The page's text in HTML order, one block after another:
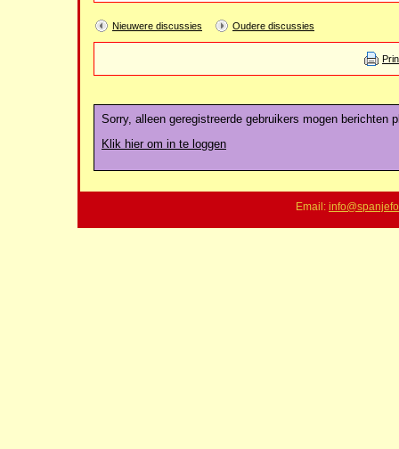
Nieuwere discussies Oudere discussies
Sorry, alleen geregistreerde gebruikers mogen berichten
Klik hier om in te loggen
Email: